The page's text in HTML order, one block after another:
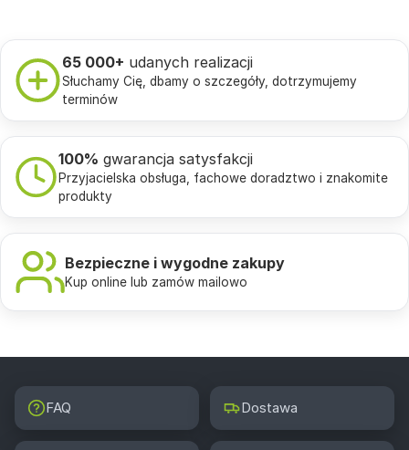
65 000+ udanych realizacji
Słuchamy Cię, dbamy o szczegóły, dotrzymujemy
terminów
100% gwarancja satysfakcji
Przyjacielska obsługa, fachowe doradztwo i znakomite
produkty
Bezpieczne i wygodne zakupy
Kup online lub zamów mailowo
FAQ Dostawa